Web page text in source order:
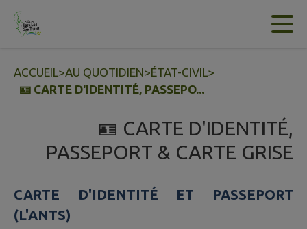
Contenu
ACCUEIL>AU QUOTIDIEN>ÉTAT-CIVIL>
🪪 CARTE D'IDENTITÉ, PASSEPO...
🪪 CARTE D'IDENTITÉ,
PASSEPORT & CARTE GRISE
CARTE D'IDENTITÉ ET PASSEPORT
(L'ANTS)